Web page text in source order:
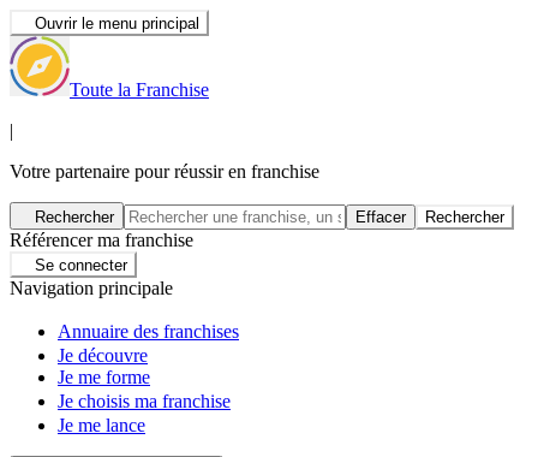
Ouvrir le menu principal
Toute la Franchise
|
Votre partenaire pour réussir en franchise
Rechercher Effacer Rechercher
Référencer ma franchise
Se connecter
Navigation principale
Annuaire des franchises
Je découvre
Je me forme
Je choisis ma franchise
Je me lance